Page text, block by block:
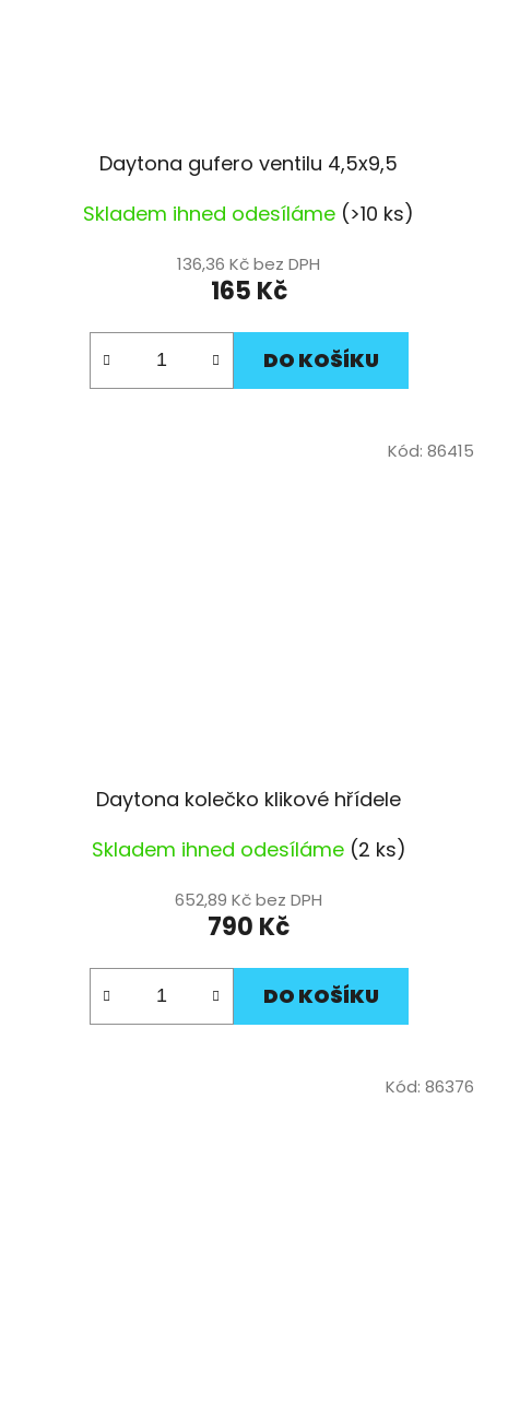
Daytona gufero ventilu 4,5x9,5
Skladem ihned odesíláme (>10 ks)
136,36 Kč bez DPH
165 Kč
DO KOŠÍKU
Daytona kolečko klikové hřídele
Skladem ihned odesíláme (2 ks)
652,89 Kč bez DPH
790 Kč
DO KOŠÍKU
Kód: 86415
Kód: 86376